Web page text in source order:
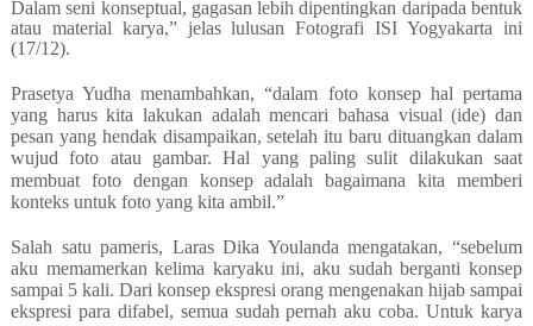
Dalam seni konseptual, gagasan lebih dipentingkan daripada bentuk
atau material karya,” jelas lulusan Fotografi ISI Yogyakarta ini
(17/12).
Prasetya Yudha menambahkan, “dalam foto konsep hal pertama
yang harus kita lakukan adalah mencari bahasa visual (ide) dan
pesan yang hendak disampaikan, setelah itu baru dituangkan dalam
wujud foto atau gambar.
Hal yang paling sulit dilakukan saat
membuat foto dengan konsep adalah bagaimana kita memberi
konteks untuk foto yang kita ambil.”
Salah satu pameris, Laras Dika Youlanda mengatakan, “sebelum
aku memamerkan kelima karyaku ini, aku sudah berganti konsep
sampai 5 kali. Dari konsep ekspresi orang mengenakan hijab sampai
ekspresi para difabel, semua sudah pernah aku coba. Untuk karya